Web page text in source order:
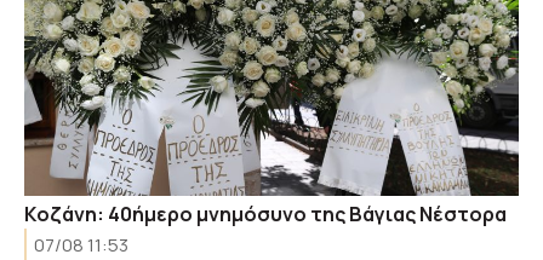
Kοζάνη: 40ήμερο μνημόσυνο της Βάγιας Νέστορα
07/08 11:53